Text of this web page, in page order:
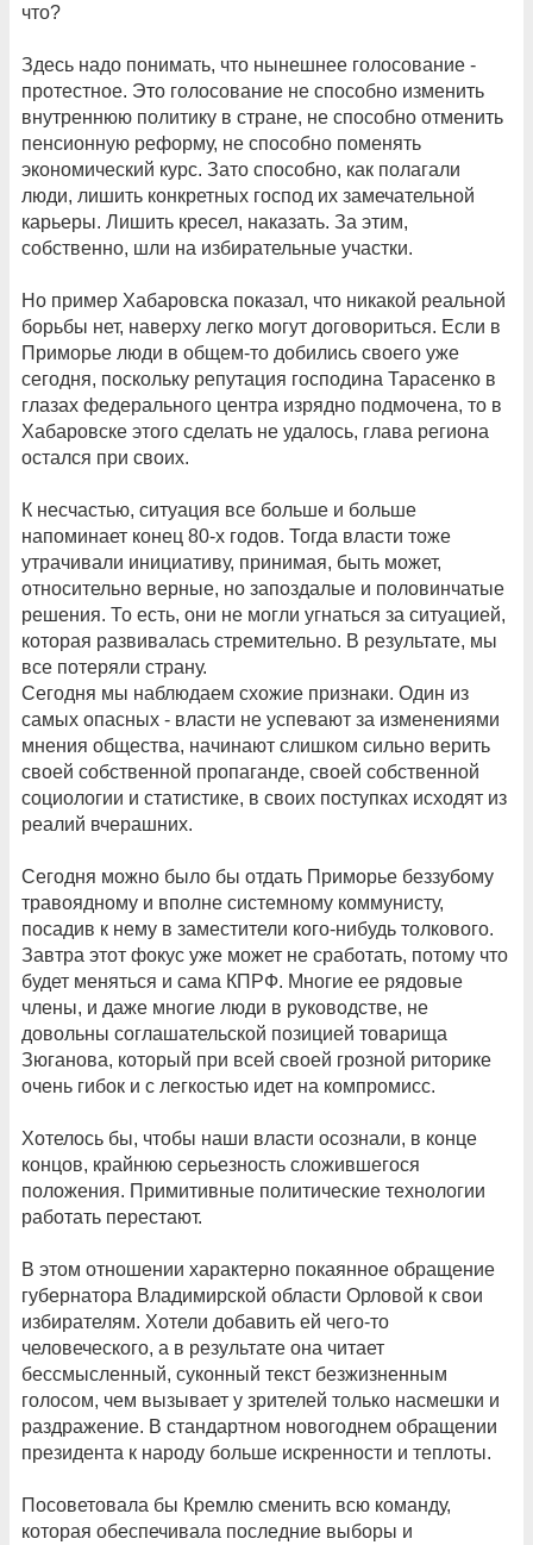
что?
Здесь надо понимать, что нынешнее голосование -
протестное. Это голосование не способно изменить
внутреннюю политику в стране, не способно отменить
пенсионную реформу, не способно поменять
экономический курс. Зато способно, как полагали
люди, лишить конкретных господ их замечательной
карьеры. Лишить кресел, наказать. За этим,
собственно, шли на избирательные участки.
Но пример Хабаровска показал, что никакой реальной
борьбы нет, наверху легко могут договориться. Если в
Приморье люди в общем-то добились своего уже
сегодня, поскольку репутация господина Тарасенко в
глазах федерального центра изрядно подмочена, то в
Хабаровске этого сделать не удалось, глава региона
остался при своих.
К несчастью, ситуация все больше и больше
напоминает конец 80-х годов. Тогда власти тоже
утрачивали инициативу, принимая, быть может,
относительно верные, но запоздалые и половинчатые
решения. То есть, они не могли угнаться за ситуацией,
которая развивалась стремительно. В результате, мы
все потеряли страну.
Сегодня мы наблюдаем схожие признаки. Один из
самых опасных - власти не успевают за изменениями
мнения общества, начинают слишком сильно верить
своей собственной пропаганде, своей собственной
социологии и статистике, в своих поступках исходят из
реалий вчерашних.
Сегодня можно было бы отдать Приморье беззубому
травоядному и вполне системному коммунисту,
посадив к нему в заместители кого-нибудь толкового.
Завтра этот фокус уже может не сработать, потому что
будет меняться и сама КПРФ. Многие ее рядовые
члены, и даже многие люди в руководстве, не
довольны соглашательской позицией товарища
Зюганова, который при всей своей грозной риторике
очень гибок и с легкостью идет на компромисс.
Хотелось бы, чтобы наши власти осознали, в конце
концов, крайнюю серьезность сложившегося
положения. Примитивные политические технологии
работать перестают.
В этом отношении характерно покаянное обращение
губернатора Владимирской области Орловой к свои
избирателям. Хотели добавить ей чего-то
человеческого, а в результате она читает
бессмысленный, суконный текст безжизненным
голосом, чем вызывает у зрителей только насмешки и
раздражение. В стандартном новогоднем обращении
президента к народу больше искренности и теплоты.
Посоветовала бы Кремлю сменить всю команду,
которая обеспечивала последние выборы и